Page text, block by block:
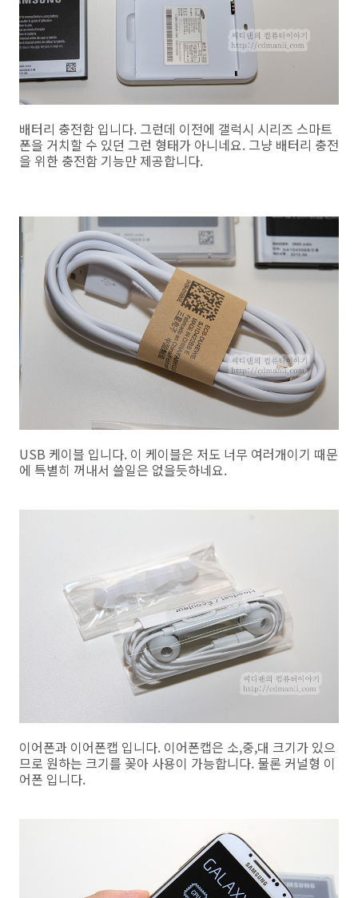
배터리 충전함 입니다. 그런데 이전에 갤럭시 시리즈 스마트
폰을 거치할 수 있던 그런 형태가 아니네요. 그냥 배터리 충전
을 위한 충전함 기능만 제공합니다.
USB 케이블 입니다. 이 케이블은 저도 너무 여러개이기 때문
에 특별히 꺼내서 쓸일은 없을듯하네요.
이어폰과 이어폰캡 입니다. 이어폰캡은 소,중,대 크기가 있으
므로 원하는 크기를 꽂아 사용이 가능합니다. 물론 커널형 이
어폰 입니다.